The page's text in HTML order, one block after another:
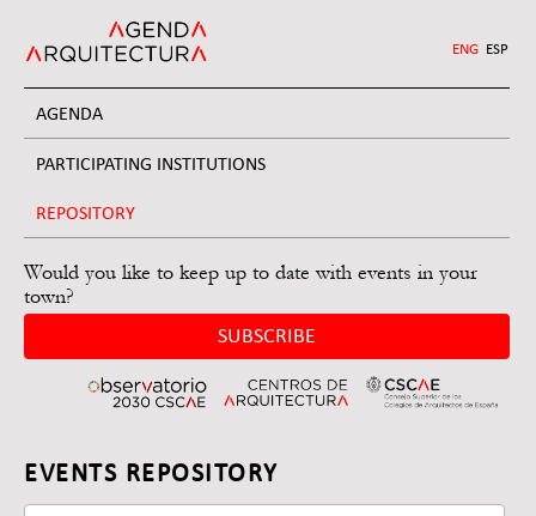
AGENDA
PARTICIPATING INSTITUTIONS
REPOSITORY
Would you like to keep up to date with events in your
town?
SUBSCRIBE
ENG ESP
Back
EVENTS REPOSITORY